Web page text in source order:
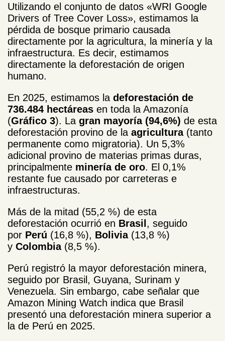
Utilizando el conjunto de datos «WRI Google
Drivers of Tree Cover Loss», estimamos la
pérdida de bosque primario causada
directamente por la agricultura, la minería y la
infraestructura. Es decir, estimamos
directamente la deforestación de origen
humano.
En 2025, estimamos la deforestación de
736.484 hectáreas en toda la Amazonía
(Gráfico 3). La gran mayoría (94,6%) de esta
deforestación provino de la agricultura(tanto
permanente como migratoria). Un 5,3%
adicional provino de materias primas duras,
principalmente minería de oro. El 0,1%
restante fue causado por carreteras e
infraestructuras.
Más de la mitad (55,2 %) de esta
deforestación ocurrió en Brasil, seguido
por Perú (16,8 %), Bolivia(13,8 %)
y Colombia(8,5 %).
Perú registró la mayor deforestación minera,
seguido por Brasil, Guyana, Surinam y
Venezuela. Sin embargo, cabe señalar que
Amazon Mining Watch indica que Brasil
presentó una deforestación minera superior a
la de Perú en 2025.